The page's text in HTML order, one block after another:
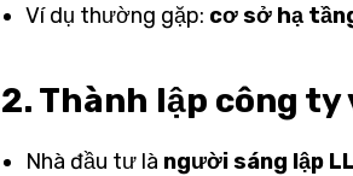
Ví dụ thường gặp: cơ sở hạ
2. Thành lập công
Nhà đầu tư là người sáng lập